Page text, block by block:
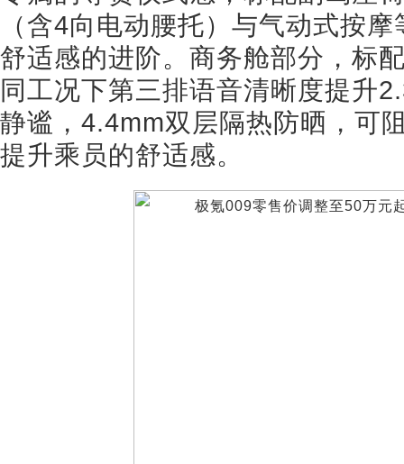
（含4向电动腰托）与气动式按
舒适感的进阶。商务舱部分，标
同工况下第三排语音清晰度提升
静谧，4.4mm双层隔热防晒，可
提升乘员的舒适感。